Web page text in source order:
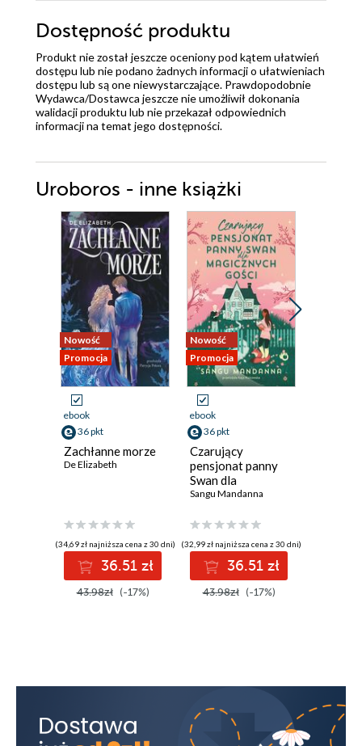
Dostępność produktu
Produkt nie został jeszcze oceniony pod kątem ułatwień
dostępu lub nie podano żadnych informacji o ułatwieniach
dostępu lub są one niewystarczające. Prawdopodobnie
Wydawca/Dostawca jeszcze nie umożliwił dokonania
walidacji produktu lub nie przekazał odpowiednich
informacji na temat jego dostępności.
Uroboros - inne książki
Nowość
Promocja
ebook
36 pkt
Zachłanne morze
De Elizabeth
(34,69 zł najniższa cena z 30 dni)
36.51 zł
43.98zł (-17%)
Nowość
Promocja
ebook
36 pkt
Czarujący
pensjonat panny
Swan dla
magicznych gości
Sangu Mandanna
(32,99 zł najniższa cena z 30 dni)
36.51 zł
43.98zł (-17%)